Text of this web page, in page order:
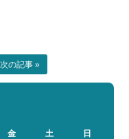
次の記事 »
金 土
日